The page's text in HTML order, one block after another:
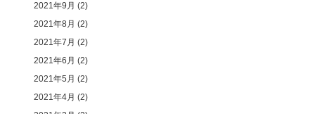
2021年9月 (2)
2021年8月 (2)
2021年7月 (2)
2021年6月 (2)
2021年5月 (2)
2021年4月 (2)